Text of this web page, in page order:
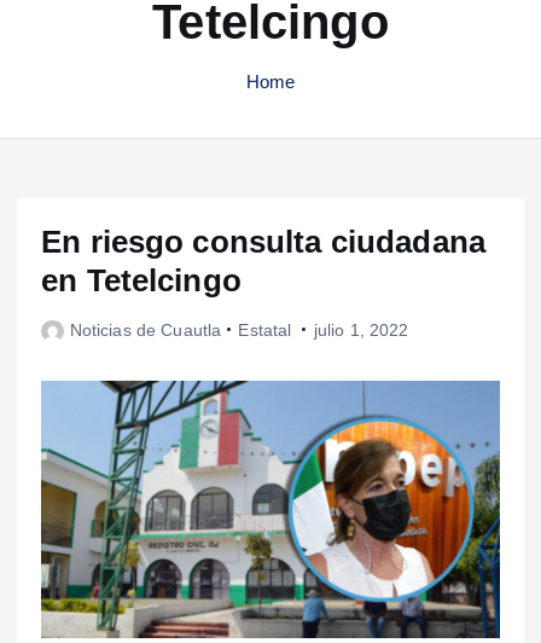
Tetelcingo
Home
En riesgo consulta ciudadana
en Tetelcingo
Noticias de Cuautla Estatal julio 1, 2022